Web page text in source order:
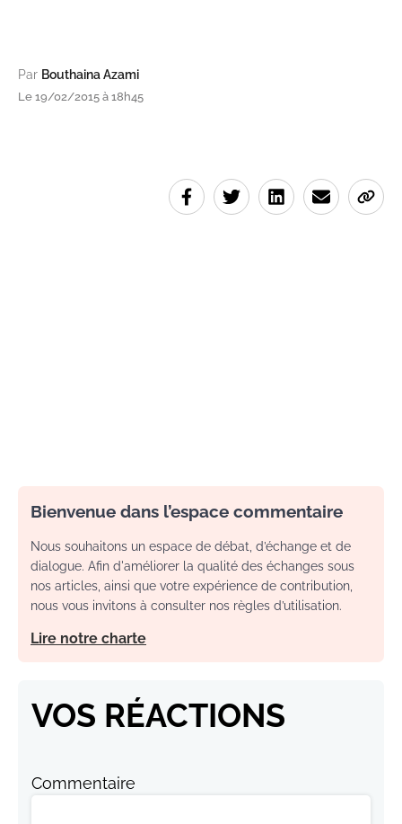
Par Bouthaina Azami
Le 19/02/2015 à 18h45
Bienvenue dans l’espace commentaire
Nous souhaitons un espace de débat, d’échange et de
dialogue. Afin d'améliorer la qualité des échanges sous
nos articles, ainsi que votre expérience de contribution,
nous vous invitons à consulter nos règles d’utilisation.
Lire notre charte
VOS RÉACTIONS
Commentaire